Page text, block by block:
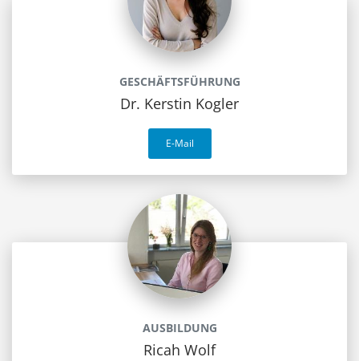
GESCHÄFTSFÜHRUNG
Dr. Kerstin Kogler
E-Mail
AUSBILDUNG
Ricah Wolf